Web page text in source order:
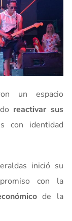
un espacio
reactivar sus
con identidad
inició su
con la
de la